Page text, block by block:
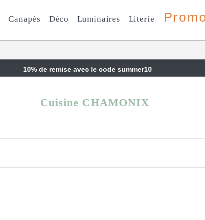
Canapés Déco Luminaires Literie
10% de remise avec le code summer10
Cuisine CHAMONIX